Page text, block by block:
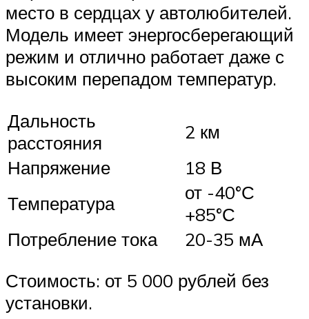
место в сердцах у автолюбителей.
Модель имеет энергосберегающий
режим и отлично работает даже с
высоким перепадом температур.
Дальность
расстояния
2 км
Напряжение
18 В
Температура
от -40°С
+85°С
Потребление тока
20-35 мА
Стоимость: от 5 000 рублей без
установки.